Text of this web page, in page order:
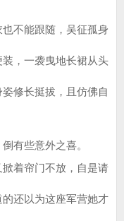
不能跟随，吴征孤身
，一袭曳地长裙从头
修长挺拔，且仿佛自
有些意外之喜。
着帘门不放，自是请
还以为这座军营她才